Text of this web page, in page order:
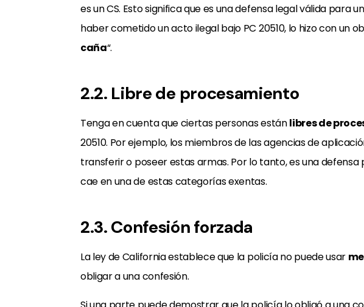
es un CS. Esto significa que es una defensa legal válida para
haber cometido un acto ilegal bajo PC 20510, lo hizo con un
caña“.
2.2. Libre de procesamiento
Tenga en cuenta que ciertas personas estánlibres de
20510. Por ejemplo, los miembros de las agencias de
transferir o poseer estas armas. Por lo tanto, es una
cae en una de estas categorías exentas.
2.3. Confesión forzada
La ley de California establece que la policía no puede usar
obligar a una confesión.